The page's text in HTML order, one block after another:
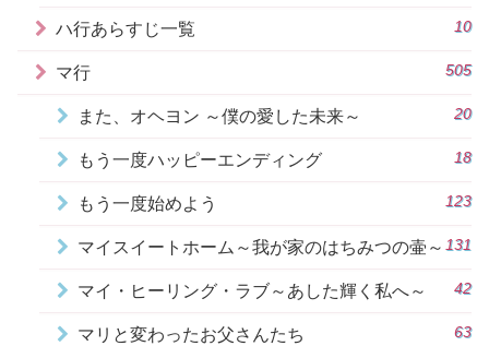
ハ行あらすじ一覧 10
マ行 505
また、オヘヨン ～僕の愛した未来～ 20
もう一度ハッピーエンディング 18
もう一度始めよう 123
マイスイートホーム～我が家のはちみつの壷～ 131
マイ・ヒーリング・ラブ～あした輝く私へ～ 42
マリと変わったお父さんたち 63